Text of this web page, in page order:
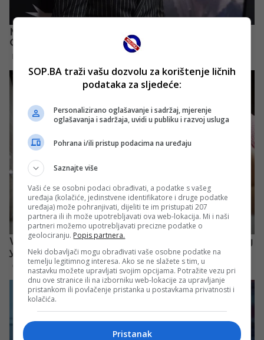
SOP.BA traži vašu dozvolu za korištenje ličnih
podataka za sljedeće:
Personalizirano oglašavanje i sadržaj, mjerenje
oglašavanja i sadržaja, uvidi u publiku i razvoj usluga
Pohrana i/ili pristup podacima na uređaju
Saznajte više
Vaši će se osobni podaci obrađivati, a podatke s vašeg
uređaja (kolačiće, jedinstvene identifikatore i druge podatke
uređaja) može pohranjivati, dijeliti te im pristupati 207
partnera ili ih može upotrebljavati ova web-lokacija. Mi i naši
partneri možemo upotrebljavati precizne podatke o
geolociranju. Popis partnera.
Neki dobavljači mogu obrađivati vaše osobne podatke na
temelju legitimnog interesa. Ako se ne slažete s tim, u
nastavku možete upravljati svojim opcijama. Potražite vezu pri
dnu ove stranice ili na izborniku web-lokacije za upravljanje
pristankom ili povlačenje pristanka u postavkama privatnosti i
kolačića.
Pristanak